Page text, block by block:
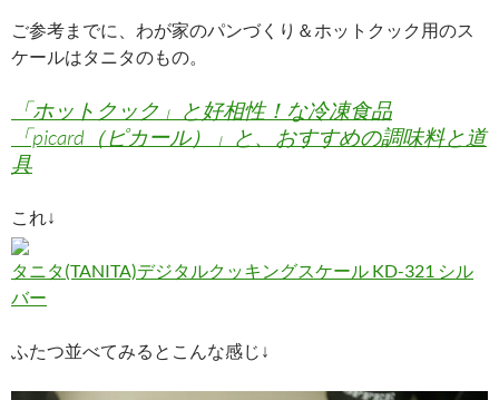
ご参考までに、わが家のパンづくり＆ホットクック用のス
ケールはタニタのもの。
「ホットクック」と好相性！な冷凍食品
「picard（ピカール）」と、おすすめの調味料と道
具
これ↓
タニタ(TANITA)デジタルクッキングスケール KD-321 シル
バー
ふたつ並べてみるとこんな感じ↓